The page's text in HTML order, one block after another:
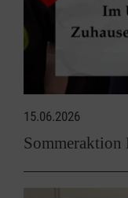
15.06.2026
Sommeraktion